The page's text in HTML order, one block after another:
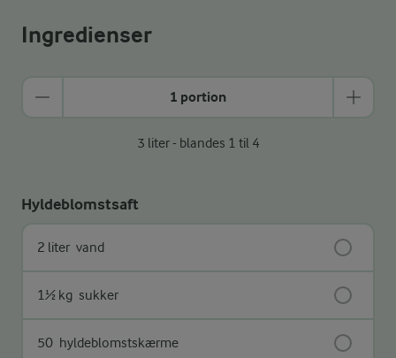
Ingredienser
1 portion
3 liter - blandes 1 til 4
Hyldeblomstsaft
2 liter vand
1½ kg sukker
50 hyldeblomstskærme